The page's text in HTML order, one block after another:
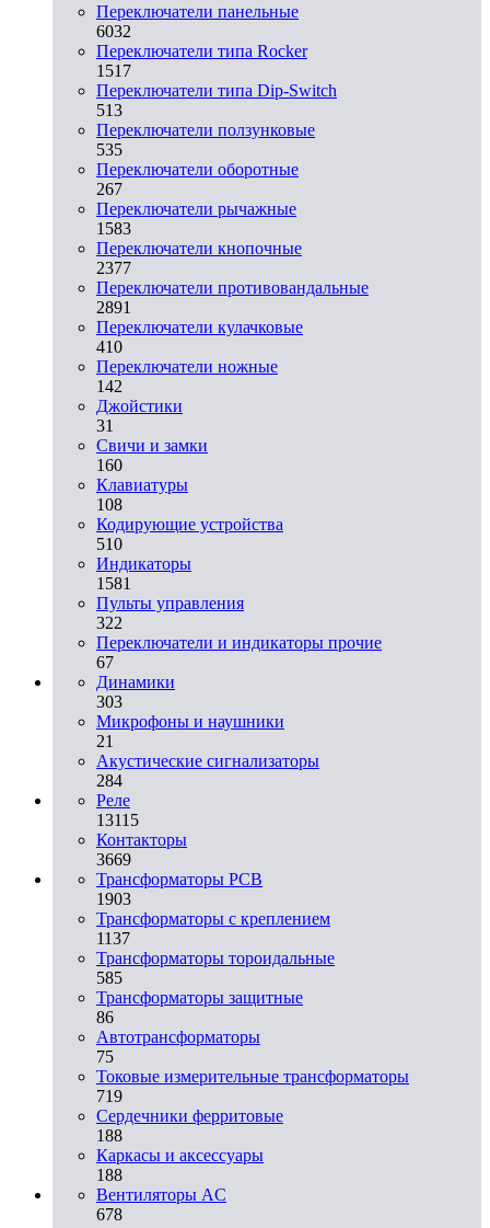
Переключатели панельные
6032
Переключатели типа Rocker
1517
Переключатели типа Dip-Switch
513
Переключатели ползунковые
535
Переключатели оборотные
267
Переключатели рычажные
1583
Переключатели кнопочные
2377
Переключатели противовандальные
2891
Переключатели кулачковые
410
Переключатели ножные
142
Джойстики
31
Свичи и замки
160
Клавиатуры
108
Кодирующие устройства
510
Индикаторы
1581
Пульты управления
322
Переключатели и индикаторы прочие
67
Динамики
303
Микрофоны и наушники
21
Акустические сигнализаторы
284
Реле
13115
Контакторы
3669
Трансформаторы PCB
1903
Трансформаторы с креплением
1137
Трансформаторы тороидальные
585
Трансформаторы защитные
86
Автотрансформаторы
75
Токовые измерительные трансформаторы
719
Сердечники ферритовые
188
Каркасы и аксессуары
188
Вентиляторы AC
678